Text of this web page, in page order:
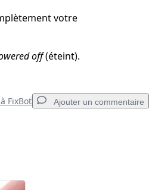
votre
off(éteint).
FixBot Ajouter un commentaire